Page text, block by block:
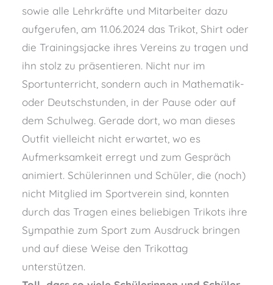
sowie alle Lehrkräfte und Mitarbeiter dazu
aufgerufen, am 11.06.2024 das Trikot, Shirt oder
die Trainingsjacke ihres Vereins zu tragen und
ihn stolz zu präsentieren. Nicht nur im
Sportunterricht, sondern auch in Mathematik-
oder Deutschstunden, in der Pause oder auf
dem Schulweg. Gerade dort, wo man dieses
Outfit vielleicht nicht erwartet, wo es
Aufmerksamkeit erregt und zum Gespräch
animiert. Schülerinnen und Schüler, die (noch)
nicht Mitglied im Sportverein sind, konnten
durch das Tragen eines beliebigen Trikots ihre
Sympathie zum Sport zum Ausdruck bringen
und auf diese Weise den Trikottag
unterstützen.